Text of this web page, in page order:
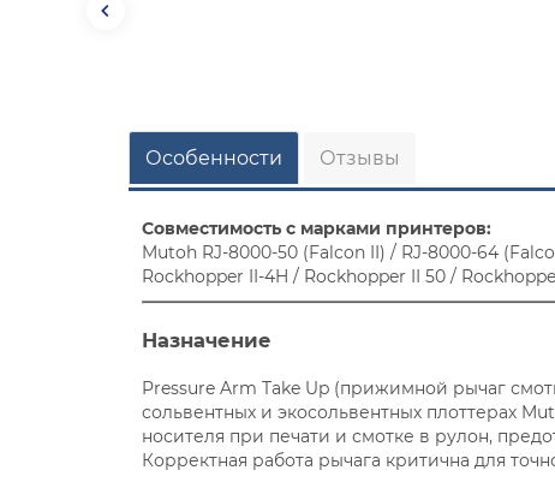
Особенности
Совместимость с марками принтеров:
Mutoh RJ-8000-50 (Falcon II) / RJ-8000-64
Rockhopper II-4H / Rockhopper II 50 /
Назначение
Pressure Arm Take Up (прижимной рычаг
сольвентных и экосольвентных плоттерах
носителя при печати и смотке в рулон,
Корректная работа рычага критична для
Отзывы